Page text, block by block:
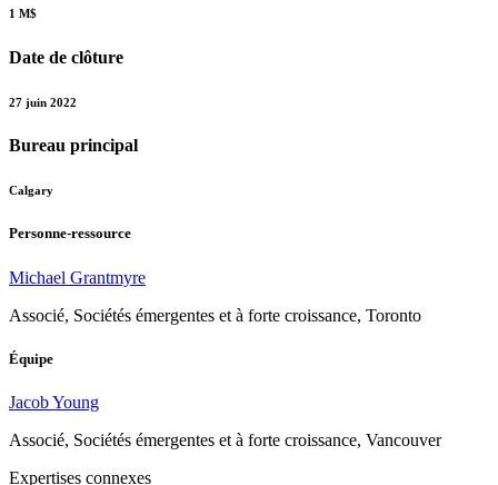
1 M$
Date de clôture
27 juin 2022
Bureau principal
Calgary
Personne-ressource
Michael Grantmyre
Associé, Sociétés émergentes et à forte croissance, Toronto
Équipe
Jacob Young
Associé, Sociétés émergentes et à forte croissance, Vancouver
Expertises connexes